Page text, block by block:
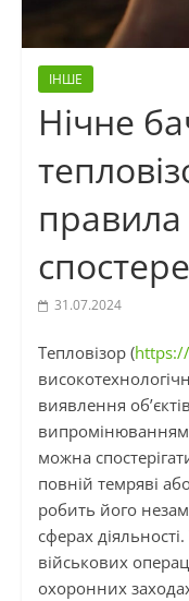
ІНШЕ
Нічне
правила
31.07.2024
Тепловізор (
виявлення
можна
повній темряві
робить його
сферах
військових
охоронних